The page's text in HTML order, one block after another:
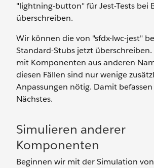
"lightning-button" für Jest-Tests bei
überschreiben.
Wir können die von "sfdx-lwc-jest"
Standard-Stubs jetzt
mit Komponenten aus anderen
diesen Fällen sind nur wenige
Anpassungen nötig. Damit
Nächstes.
Simulieren anderer
Komponenten
Beginnen wir mit der Simulation von